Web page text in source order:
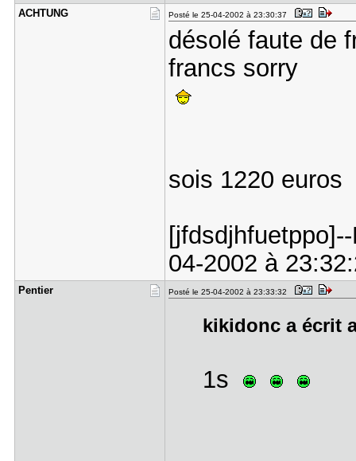
ACHTUNG Posté le 25-04-2002 à 23:30:37
désolé faute de
francs sorry
sois 1220 euros
04-2002 à
Pentier Posté le 25-04-2002 à 23:33:32
kikidonc a écrit
1s